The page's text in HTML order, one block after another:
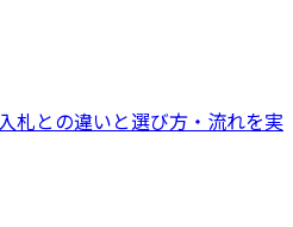
札との違いと選び方・流れを実